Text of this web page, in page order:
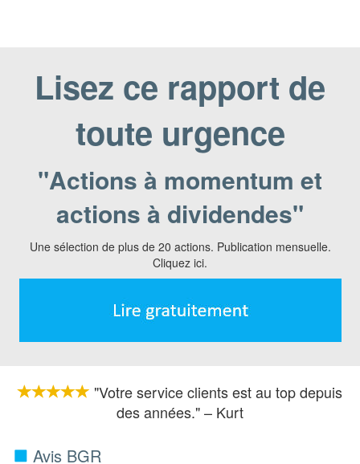
Lisez ce rapport de
toute urgence
"Actions à momentum et
actions à dividendes"
Une sélection de plus de 20 actions. Publication mensuelle.
Cliquez ici.
"Votre service clients est au top depuis
des années." – Kurt
Avis BGR